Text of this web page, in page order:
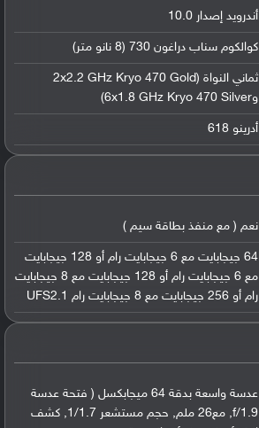
أندرويد إصدار 10.0
كوالكوم سناب دراغون 730 (8 نانو متر)
ثماني النواة (2x2.2 GHz Kryo 470 Gold
و6x1.8 GHz Kryo 470 Silver)
أدرينو 618
نعم ( مع منفذ بطاقة سيم )
64 جيجابايت مع 6 جيجابايت رام أو 128 جيجابايت
مع 6 جيجابايت رام أو 128 جيجابايت مع 8 جيجابايت
رام أو 256 جيجابايت مع 8 جيجابايت رام UFS2.1
عدسة واسعة بدقة 64 ميجابكسل ( فتحة عدسة
f/1.9, مع26 ملم, حجم مستشعر 1/1.7, كشف